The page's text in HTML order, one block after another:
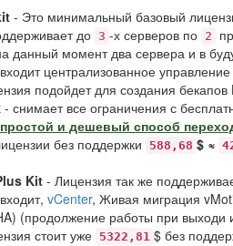
- Это минимальный базовый
до 3 -х серверов по 2
данный момент два сервера и в
централизованное управление
подойдет для создания бекапов
снимает все ограничения с
и дешевый способ
без поддержки
588,68 $ ≈
Kit- Лицензия так же
vCenter, Живая миграция
(продолжение работы при выходи
стоит уже 5322,81 $ без